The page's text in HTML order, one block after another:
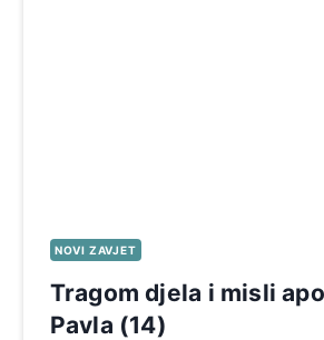
NOVI ZAVJET
Tragom djela i misli
Pavla (14)